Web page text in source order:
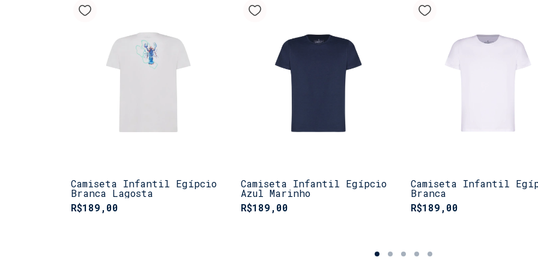
elegante, ela
estilos e
adicione
mala de
Camiseta Infantil Egípcio
Branca Lagosta
R$189,00
Camiseta Infantil Egípcio
Azul Marinho
R$189,00
Camiseta Infantil
Branca
R$189,00